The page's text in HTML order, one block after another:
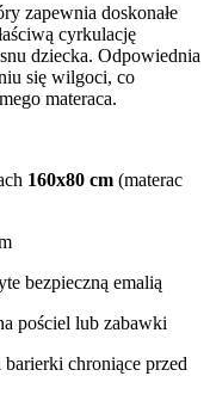
zapewnia doskonałe
cyrkulację
dziecka. Odpowiednia
się wilgoci, co
materaca.
160x80 cm (materac
bezpieczną emalią
pościel lub zabawki
chroniące przed